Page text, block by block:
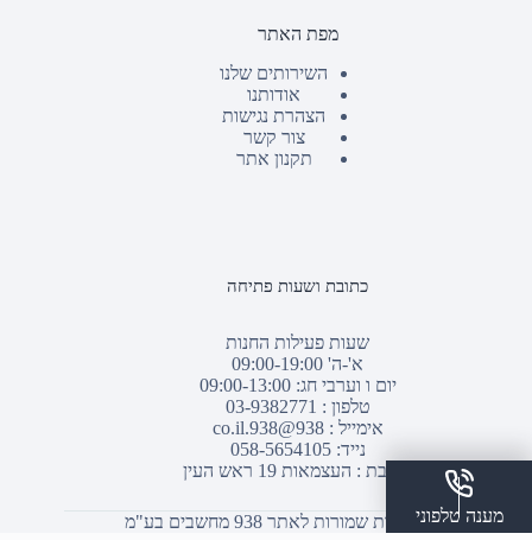
מפת האתר
השירותים שלנו
אודותנו
הצהרת נגישות
צור קשר
תקנון אתר
כתובת ושעות פתיחה
שעות פעילות החנות
א'-ה' 09:00-19:00
יום ו וערבי חג: 09:00-13:00
טלפון : 03-9382771
אימייל :938@938.co.il
נייד: 058-5654105
כתובת : העצמאות 19 ראש העין
© כל הזכויות שמורות לאתר 938 מחשבים בע"מ
מענה טלפוני